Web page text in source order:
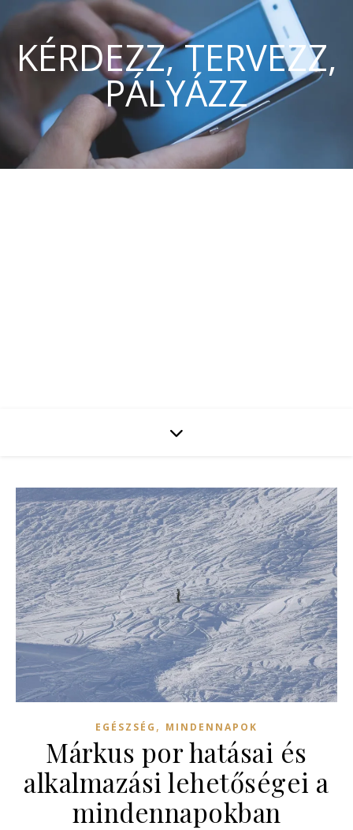
KÉRDEZZ, TERVEZZ,
PÁLYÁZZ
EGÉSZSÉG , MINDENNAPOK
Márkus por hatásai és
alkalmazási lehetőségei a
mindennapokban